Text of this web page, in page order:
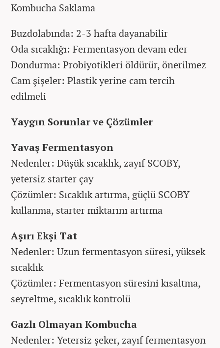
Kombucha Saklama
Buzdolabında: 2-3 hafta dayanabilir
Oda sıcaklığı: Fermentasyon devam eder
Dondurma: Probiyotikleri öldürür, önerilmez
Cam şişeler: Plastik yerine cam tercih
edilmeli
Yaygın Sorunlar ve Çözümler
Yavaş Fermentasyon
Nedenler: Düşük sıcaklık, zayıf SCOBY,
yetersiz starter çay
Çözümler: Sıcaklık artırma, güçlü SCOBY
kullanma, starter miktarını artırma
Aşırı Ekşi Tat
Nedenler: Uzun fermentasyon süresi, yüksek
sıcaklık
Çözümler: Fermentasyon süresini kısaltma,
seyreltme, sıcaklık kontrolü
Gazlı Olmayan Kombucha
Nedenler: Yetersiz şeker, zayıf fermentasyon